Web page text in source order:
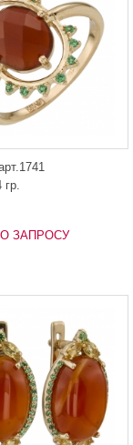
гр.
ЗАПРОСУ